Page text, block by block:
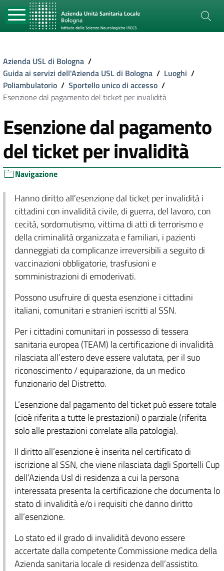
Azienda USL di Bologna /
Guida ai servizi dell'Azienda USL di Bologna / Luoghi /
Poliambulatorio / Sportello unico di accesso /
Esenzione dal pagamento del ticket per invalidità
Esenzione dal pagamento
del ticket per invalidità
Navigazione
Hanno diritto all’esenzione dal ticket per invalidità i
cittadini con invalidità civile, di guerra, del lavoro, con
cecità, sordomutismo, vittima di atti di terrorismo e
della criminalità organizzata e familiari, i pazienti
danneggiati da complicanze irreversibili a seguito di
vaccinazioni obbligatorie, trasfusioni e
somministrazioni di emoderivati.
Possono usufruire di questa esenzione i cittadini
italiani, comunitari e stranieri iscritti al SSN.
Per i cittadini comunitari in possesso di tessera
sanitaria europea (TEAM) la certificazione di invalidità
rilasciata all’estero deve essere valutata, per il suo
riconoscimento / equiparazione, da un medico
funzionario del Distretto.
L’esenzione dal pagamento del ticket può essere totale
(cioè riferita a tutte le prestazioni) o parziale (riferita
solo alle prestazioni correlate alla patologia).
Il diritto all’esenzione è inserita nel certificato di
iscrizione al SSN, che viene rilasciata dagli Sportelli Cup
dell’Azienda Usl di residenza a cui la persona
interessata presenta la certificazione che documenta lo
stato di invalidità e/o i requisiti che danno diritto
all’esenzione.
Lo stato ed il grado di invalidità devono essere
accertate dalla competente Commissione medica della
Azienda sanitaria locale di residenza dell’assistito.